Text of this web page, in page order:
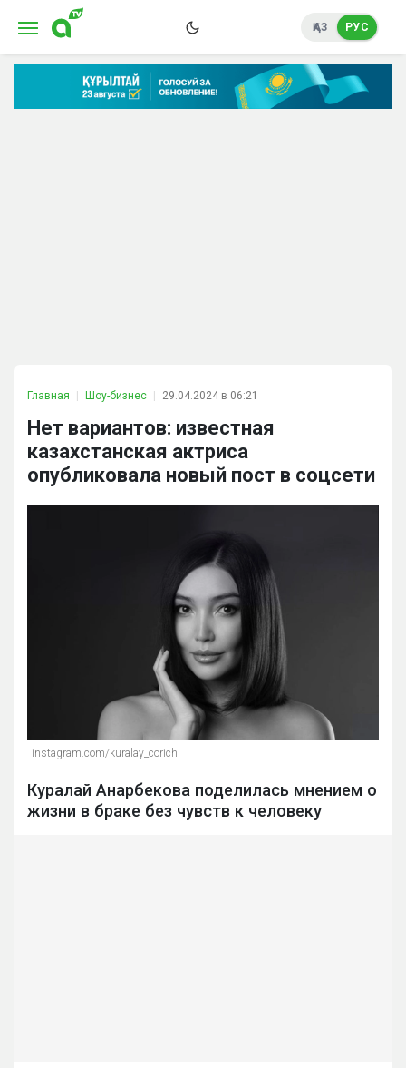
ҚАЗ РУС
Главная Шоу-бизнес 29.04.2024 в 06:21
Нет вариантов: известная
казахстанская актриса
опубликовала новый пост в соцсети
instagram.com/kuralay_corich
Куралай Анарбекова поделилась мнением о
жизни в браке без чувств к человеку